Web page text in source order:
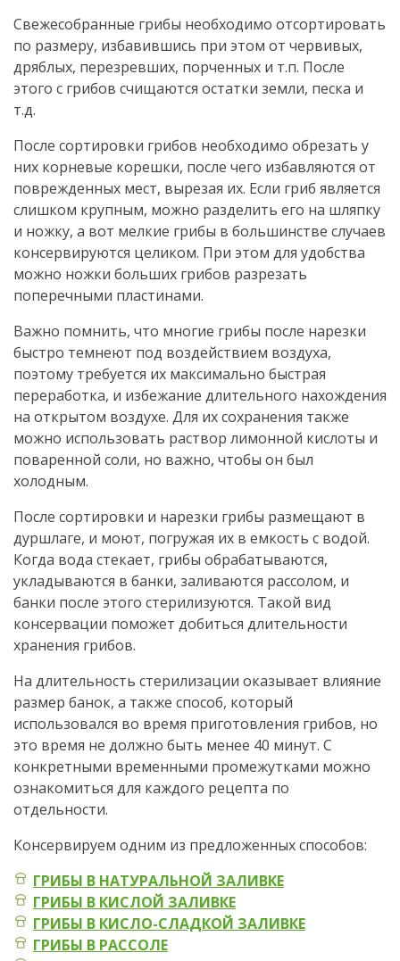
Свежесобранные грибы необходимо отсортировать
по размеру, избавившись при этом от червивых,
дряблых, перезревших, порченных и т.п. После
этого с грибов счищаются остатки земли, песка и
т.д.
После сортировки грибов необходимо обрезать у
них корневые корешки, после чего избавляются от
поврежденных мест, вырезая их. Если гриб является
слишком крупным, можно разделить его на шляпку
и ножку, а вот мелкие грибы в большинстве случаев
консервируются целиком. При этом для удобства
можно ножки больших грибов разрезать
поперечными пластинами.
Важно помнить, что многие грибы после нарезки
быстро темнеют под воздействием воздуха,
поэтому требуется их максимально быстрая
переработка, и избежание длительного нахождения
на открытом воздухе. Для их сохранения также
можно использовать раствор лимонной кислоты и
поваренной соли, но важно, чтобы он был
холодным.
После сортировки и нарезки грибы размещают в
дуршлаге, и моют, погружая их в емкость с водой.
Когда вода стекает, грибы обрабатываются,
укладываются в банки, заливаются рассолом, и
банки после этого стерилизуются. Такой вид
консервации поможет добиться длительности
хранения грибов.
На длительность стерилизации оказывает влияние
размер банок, а также способ, который
использовался во время приготовления грибов, но
это время не должно быть менее 40 минут. С
конкретными временными промежутками можно
ознакомиться для каждого рецепта по
отдельности.
Консервируем одним из предложенных способов:
ГРИБЫ В НАТУРАЛЬНОЙ ЗАЛИВКЕ
ГРИБЫ В КИСЛОЙ ЗАЛИВКЕ
ГРИБЫ В КИСЛО-СЛАДКОЙ ЗАЛИВКЕ
ГРИБЫ В РАССОЛЕ